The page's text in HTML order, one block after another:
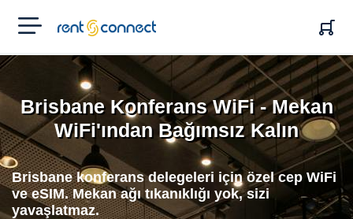
RENT'N
CONNECT
Brisbane Konferans WiFi - Mekan
WiFi'ından Bağımsız Kalın
Brisbane konferans delegeleri için özel cep WiFi
ve eSIM. Mekan ağı tıkanıklığı yok, sizi
yavaşlatmaz.